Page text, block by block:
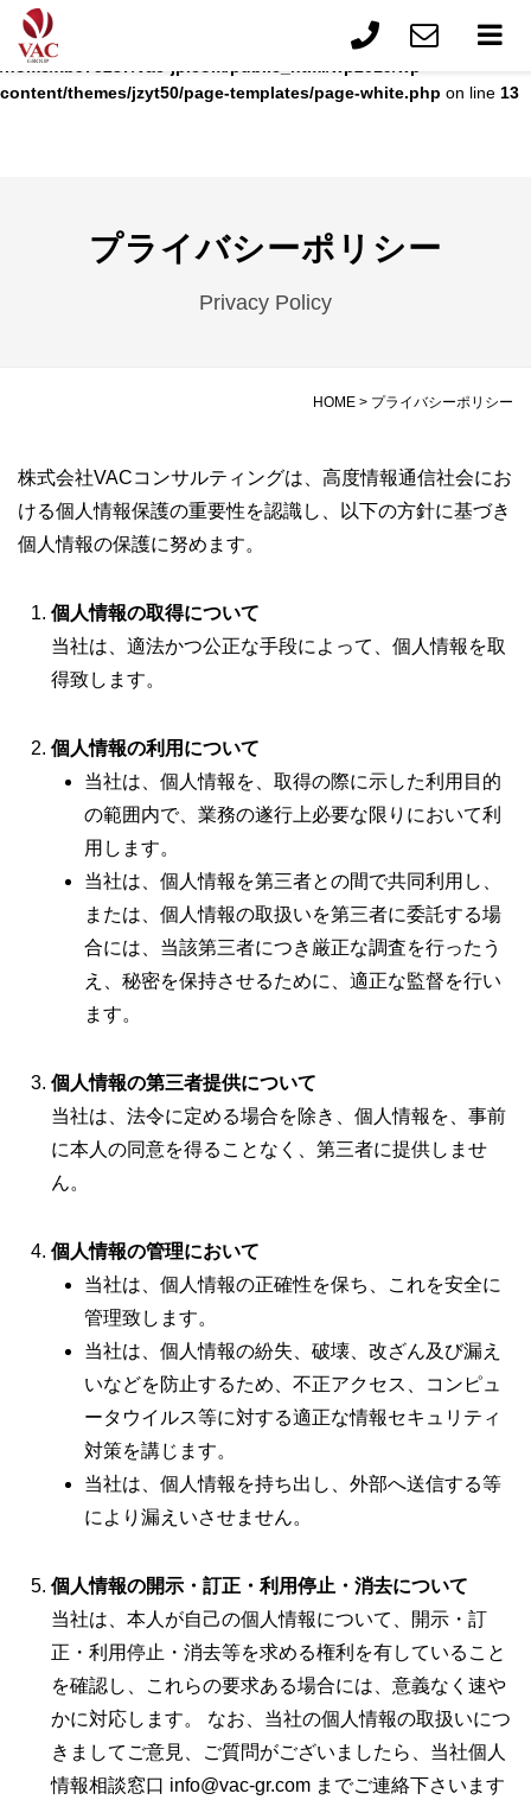
Warning
: Trying to access array offset on value of type bool in
/home/xb575287/vac-jp.com/public_html/wp2019/wp-
content/themes/jzyt50/page-templates/page-white.php on line 13
プライバシーポリシー
Privacy Policy
HOME > プライバシーポリシー
株式会社VACコンサルティングは、高度情報通信社会にお
ける個人情報保護の重要性を認識し、以下の方針に基づき
個人情報の保護に努めます。
個人情報の取得について
当社は、適法かつ公正な手段によって、個人情報を取
得致します。
個人情報の利用について
当社は、個人情報を、取得の際に示した利用目的
の範囲内で、業務の遂行上必要な限りにおいて利
用します。
当社は、個人情報を第三者との間で共同利用し、
または、個人情報の取扱いを第三者に委託する場
合には、当該第三者につき厳正な調査を行ったう
え、秘密を保持させるために、適正な監督を行い
ます。
個人情報の第三者提供について
当社は、法令に定める場合を除き、個人情報を、事前
に本人の同意を得ることなく、第三者に提供しませ
ん。
個人情報の管理において
当社は、個人情報の正確性を保ち、これを安全に
管理致します。
当社は、個人情報の紛失、破壊、改ざん及び漏え
いなどを防止するため、不正アクセス、コンピュ
ータウイルス等に対する適正な情報セキュリティ
対策を講じます。
当社は、個人情報を持ち出し、外部へ送信する等
により漏えいさせません。
個人情報の開示・訂正・利用停止・消去について
当社は、本人が自己の個人情報について、開示・訂
正・利用停止・消去等を求める権利を有していること
を確認し、これらの要求ある場合には、意義なく速や
かに対応します。 なお、当社の個人情報の取扱いにつ
きましてご意見、ご質問がございましたら、当社個人
情報相談窓口 info@vac-gr.com までご連絡下さいます